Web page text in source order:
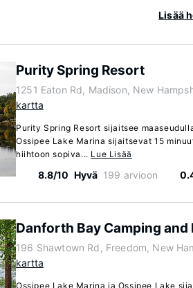
Lisää
Purity Spring Resort
1251 Eaton Rd, Madison, New
kartta
Purity Spring Resort sijaitsee
Ossipee Lake Marina sijaitsevat 15
hiihtoon sopiva... Lue Lisää
8.8/10 Hyvä 199 arvioon
Danforth Bay Camping and
196 Shawtown Rd, Freedom, New
kartta
Ossipee Lake Marina ja Ossipee Lake